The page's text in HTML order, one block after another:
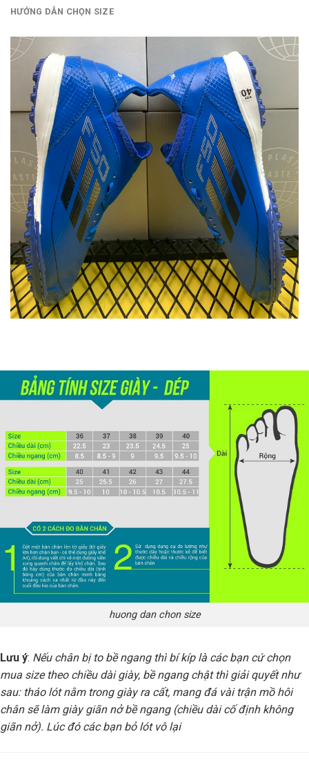
HƯỚNG DẪN CHỌN SIZE
huong dan chon size
Lưu ý: Nếu chân bị to bề ngang thì bí kíp là các bạn cứ chọn
mua size theo chiều dài giày, bề ngang chật thì giải quyết như
sau: tháo lót nằm trong giày ra cất, mang đá vài trận mồ hôi
chân sẽ làm giày giãn nở bề ngang (chiều dài cố định không
giãn nở). Lúc đó các bạn bỏ lót vô lại